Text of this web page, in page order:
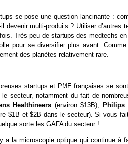
se pose une question lancinante :
devenir multi-produits ? Utiliser d’autres
Très peu de startups des medtechs
pour se diversifier plus avant. Comme
des planètes relativement rare.
startups et PME françaises se
le secteur, notamment du fait de
Healthineers (environ $13B), Philips
$1B et $2B dans le secteur). Si vous
sorte les GAFA du secteur !
a la microscopie optique qui continue